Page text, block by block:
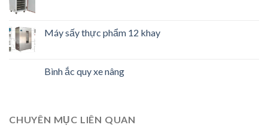
Máy sấy thực phẩm 12 khay
Bình ắc quy xe nâng
CHUYÊN MỤC LIÊN QUAN